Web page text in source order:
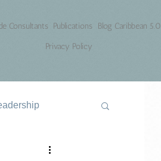
Consultants Publications
Blog Caribbean 5.0
Privacy Policy